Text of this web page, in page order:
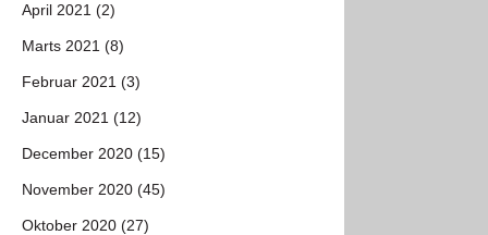
April 2021 (2)
Marts 2021 (8)
Februar 2021 (3)
Januar 2021 (12)
December 2020 (15)
November 2020 (45)
Oktober 2020 (27)